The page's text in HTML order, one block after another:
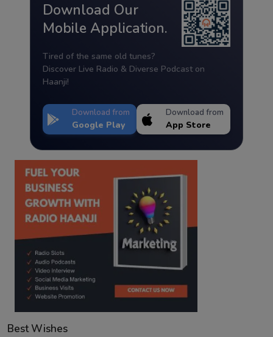
Download Our
Mobile Application.
Tired of the same old tunes?
Discover Live Radio & Diverse Podcast on
Haanji!
Download from
Google Play
Download from
App Store
Best Wishes